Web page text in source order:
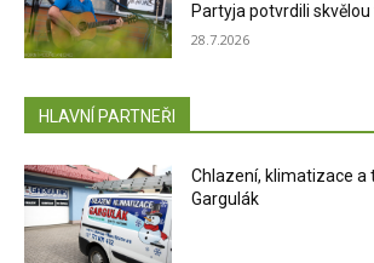
Partyja potvrdili
28.7.2026
HLAVNÍ PARTNEŘI
Chlazení, klimatizace a
Gargulák